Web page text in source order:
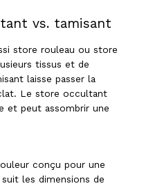
vs. tamisant
store rouleau ou store
tissus et de
laisse passer la
Le store occultant
et peut assombrir une
conçu pour une
les dimensions de